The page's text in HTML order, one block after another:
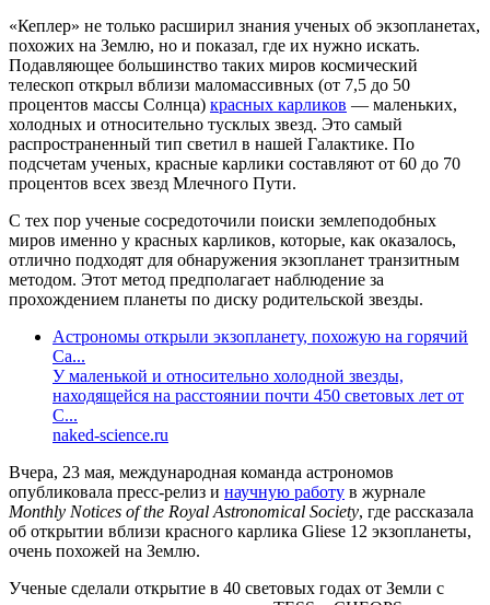
«Кеплер» не только расширил знания ученых об экзопланетах,
похожих на Землю, но и показал, где их нужно искать.
Подавляющее большинство таких миров космический
телескоп открыл вблизи маломассивных (от 7,5 до 50
процентов массы Солнца) красных карликов — маленьких,
холодных и относительно тусклых звезд. Это самый
распространенный тип светил в нашей Галактике. По
подсчетам ученых, красные карлики составляют от 60 до 70
процентов всех звезд Млечного Пути.
С тех пор ученые сосредоточили поиски землеподобных
миров именно у красных карликов, которые, как оказалось,
отлично подходят для обнаружения экзопланет транзитным
методом. Этот метод предполагает наблюдение за
прохождением планеты по диску родительской звезды.
Астрономы открыли экзопланету, похожую на горячий
Са...
У маленькой и относительно холодной звезды,
находящейся на расстоянии почти 450 световых лет от
С...
naked-science.ru
Вчера, 23 мая, международная команда астрономов
опубликовала пресс-релиз и научную работу в журнале
Monthly Notices of the Royal Astronomical Society, где рассказала
об открытии вблизи красного карлика Gliese 12 экзопланеты,
очень похожей на Землю.
Ученые сделали открытие в 40 световых годах от Земли с